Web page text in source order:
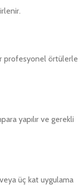
profesyonel örtülerle
yapılır ve gerekli
üç kat uygulama